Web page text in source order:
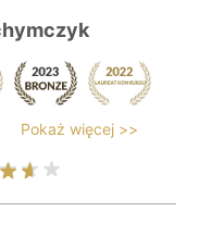
Pokaż więcej >>